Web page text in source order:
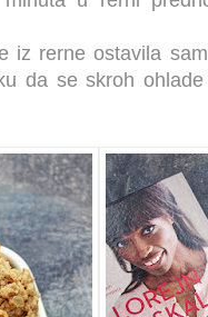
iz rerne ostavila
da se skroh